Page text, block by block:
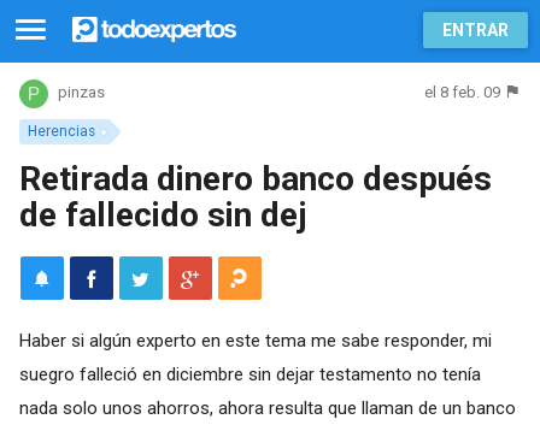
ENTRAR
Herencias
pinzas el 8 feb. 09
Retirada dinero banco después
de fallecido sin dej
Haber si algún experto en este tema me sabe responder, mi
suegro falleció en diciembre sin dejar testamento no tenía
nada solo unos ahorros, ahora resulta que llaman de un banco